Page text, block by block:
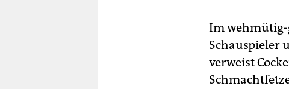
Im wehmütig-
Schauspieler
verweist